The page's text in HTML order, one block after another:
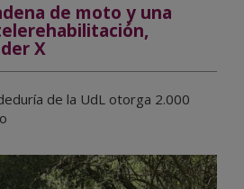
de moto y una
X
de la UdL otorga 2.000